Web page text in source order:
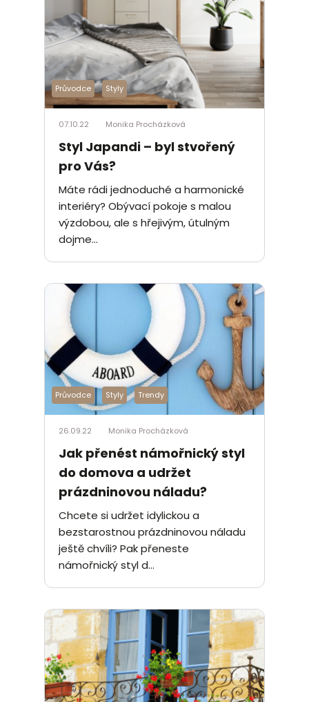
Průvodce Styly
07.10.22 Monika Procházková
Styl Japandi – byl stvořený
pro Vás?
Máte rádi jednoduché a harmonické
interiéry? Obývací pokoje s malou
výzdobou, ale s hřejivým, útulným
dojme...
Průvodce Styly Trendy
26.09.22 Monika Procházková
Jak přenést námořnický styl
do domova a udržet
prázdninovou náladu?
Chcete si udržet idylickou a
bezstarostnou prázdninovou náladu
ještě chvíli? Pak přeneste
námořnický styl d...